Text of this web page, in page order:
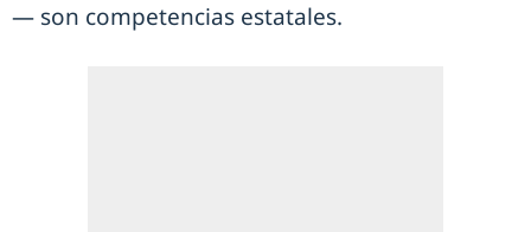
— son competencias estatales.